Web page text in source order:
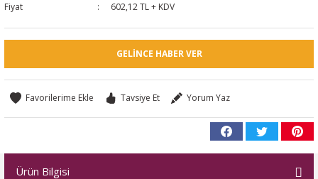
Fiyat
602,12 TL + KDV
GELINCE HABER VER
Tavsiye Et Yorum Yaz
Ürün Bilgisi